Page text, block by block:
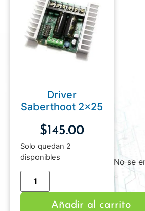
Driver
Saberthoot 2×25
$145.00
Solo quedan 2
disponibles
Añadir al carrito
No se